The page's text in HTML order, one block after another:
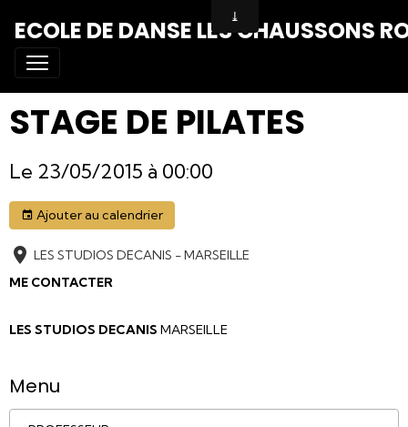
ECOLE DE DANSE LES CHAUSSONS
STAGE DE PILATES
Le 23/05/2015 à 00:00
Ajouter au calendrier
LES STUDIOS DECANIS - MARSEILLE
ME CONTACTER
LES STUDIOS DECANIS MARSEILLE
Menu